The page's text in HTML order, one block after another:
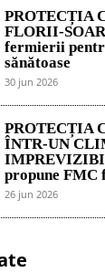
PROTECȚIA
FLORII-
fermierii
sănătoase
30 jun 2026
PROTECȚIA
ÎNTR-UN
propune
26 jun 2026